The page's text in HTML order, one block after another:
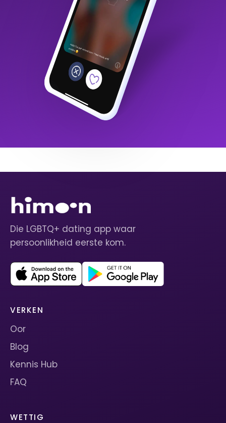
Die LGBTQ+ dating app waar
persoonlikheid eerste kom.
VERKEN
Oor
Blog
Kennis Hub
FAQ
WETTIG